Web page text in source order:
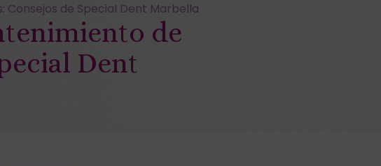
Consejos de Special Dent Marbella
de
Dent